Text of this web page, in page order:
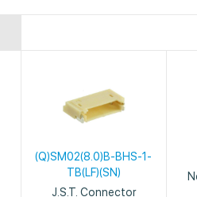
(Q)SM02(8.0)B-BHS-1-
TB(LF)(SN)
J.S.T. Connector